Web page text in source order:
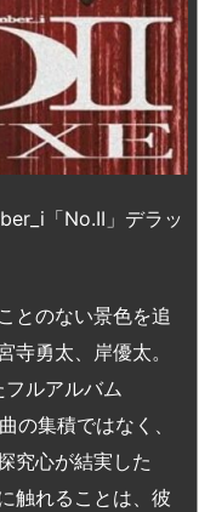
「No.II」デラッ
とのない景色を追
寺勇太、岸優太。
ルアルバム
の集積ではなく、
究心が結実した
触れることは、彼